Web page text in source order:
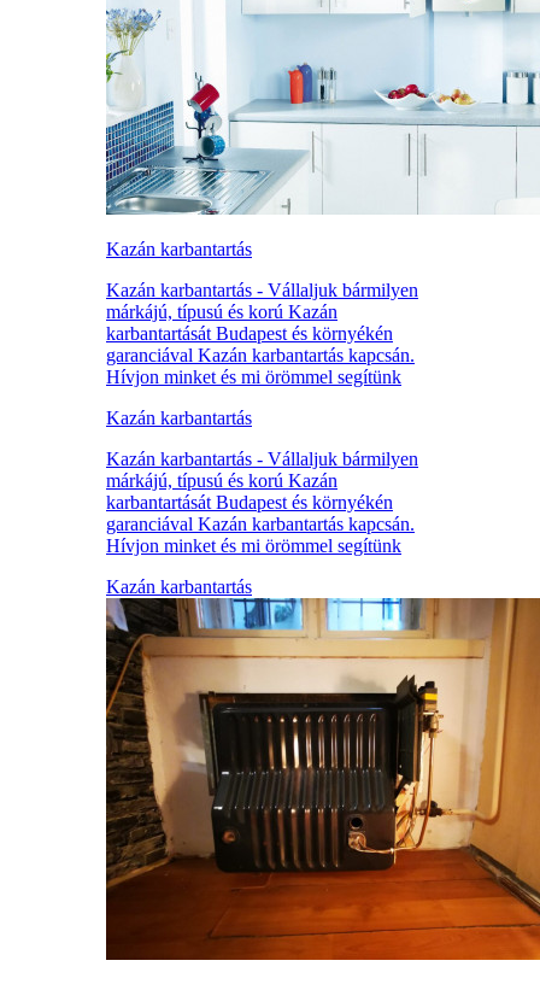
Kazán karbantartás
Kazán karbantartás - Vállaljuk bármilyen
márkájú, típusú és korú Kazán
karbantartását Budapest és környékén
garanciával Kazán karbantartás kapcsán.
Hívjon minket és mi örömmel segítünk
Kazán karbantartás
Kazán karbantartás - Vállaljuk bármilyen
márkájú, típusú és korú Kazán
karbantartását Budapest és környékén
garanciával Kazán karbantartás kapcsán.
Hívjon minket és mi örömmel segítünk
Kazán karbantartás